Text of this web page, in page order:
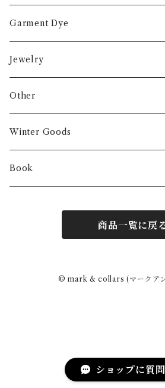
ショップに質
Garment Dye
Jewelry
Other
Winter Goods
Book
商品一覧に戻
© mark & collars (マークア